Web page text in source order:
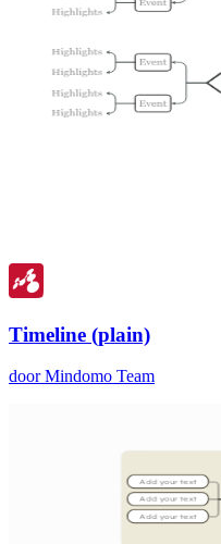
Timeline (plain)
door Mindomo Team